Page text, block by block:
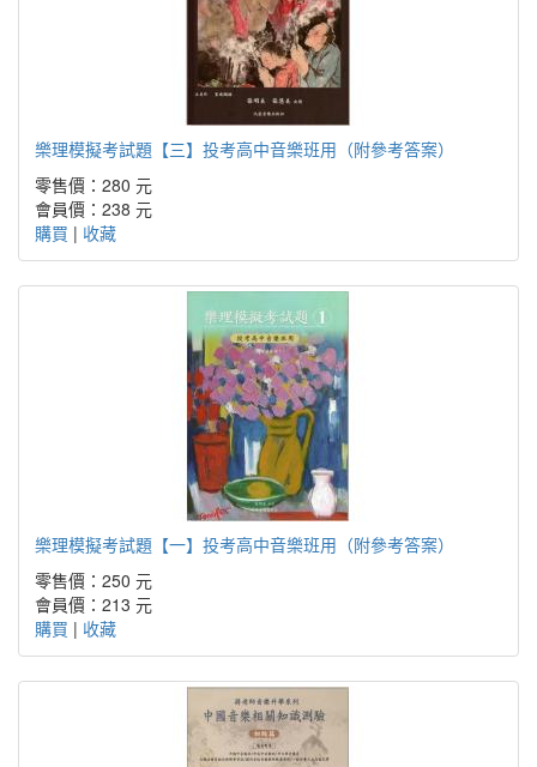
樂理模擬考試題【三】投考高中音樂班用（附參考答案）
零售價：280 元
會員價：238 元
購買 | 收藏
樂理模擬考試題【一】投考高中音樂班用（附參考答案）
零售價：250 元
會員價：213 元
購買 | 收藏